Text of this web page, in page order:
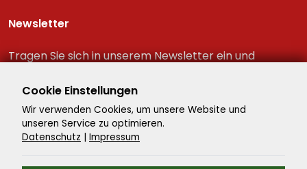
Newsletter
Tragen Sie sich in unserem Newsletter ein und
Reiseschnäppchen!
Cookie Einstellungen
Wir verwenden Cookies, um unsere Website und
unseren Service zu optimieren.
Datenschutz | Impressum